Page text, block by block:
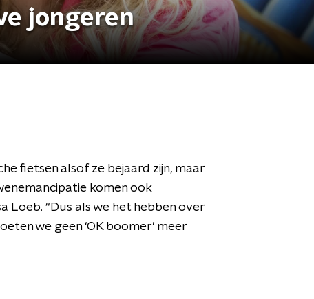
jongeren
fietsen alsof ze bejaard zijn, maar
komen ook
Loeb. “Dus als we het hebben over
we geen ‘OK boomer’ meer